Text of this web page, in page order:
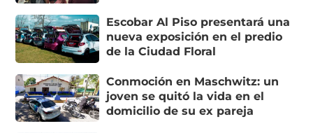
Escobar Al Piso presentará una
nueva exposición en el predio
de la Ciudad Floral
Conmoción en Maschwitz: un
joven se quitó la vida en el
domicilio de su ex pareja